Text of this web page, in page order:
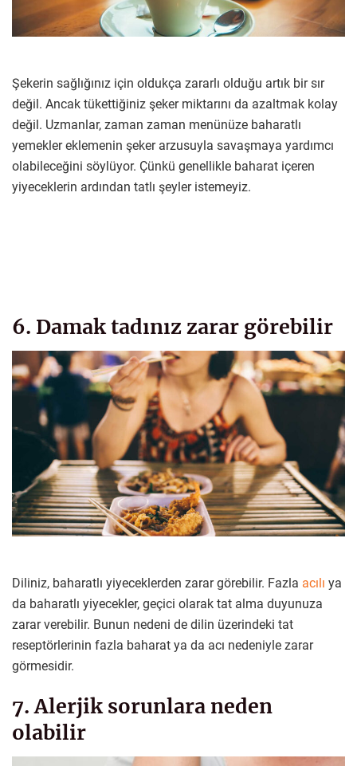
Şekerin sağlığınız için oldukça zararlı olduğu artık bir sır
değil. Ancak tükettiğiniz şeker miktarını da azaltmak kolay
değil. Uzmanlar, zaman zaman menünüze baharatlı
yemekler eklemenin şeker arzusuyla savaşmaya yardımcı
olabileceğini söylüyor. Çünkü genellikle baharat içeren
yiyeceklerin ardından tatlı şeyler istemeyiz.
6. Damak tadınız zarar görebilir
Diliniz, baharatlı yiyeceklerden zarar görebilir. Fazla acılı ya
da baharatlı yiyecekler, geçici olarak tat alma duyunuza
zarar verebilir. Bunun nedeni de dilin üzerindeki tat
reseptörlerinin fazla baharat ya da acı nedeniyle zarar
görmesidir.
7. Alerjik sorunlara neden
olabilir